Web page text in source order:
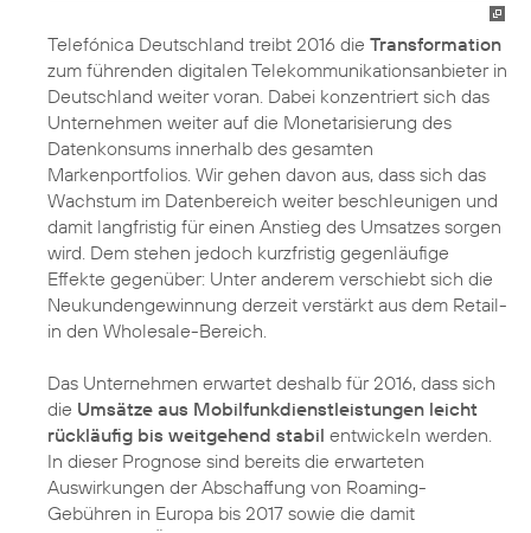
Telefónica Deutschland treibt 2016 die Transformation
zum führenden digitalen Telekommunikationsanbieter in
Deutschland weiter voran. Dabei konzentriert sich das
Unternehmen weiter auf die Monetarisierung des
Datenkonsums innerhalb des gesamten
Markenportfolios. Wir gehen davon aus, dass sich das
Wachstum im Datenbereich weiter beschleunigen und
damit langfristig für einen Anstieg des Umsatzes sorgen
wird. Dem stehen jedoch kurzfristig gegenläufige
Effekte gegenüber: Unter anderem verschiebt sich die
Neukundengewinnung derzeit verstärkt aus dem Retail-
in den Wholesale-Bereich.
Das Unternehmen erwartet deshalb für 2016, dass sich
die Umsätze aus Mobilfunkdienstleistungen leicht
rückläufig bis weitgehend stabil entwickeln werden.
In dieser Prognose sind bereits die erwarteten
Auswirkungen der Abschaffung von Roaming-
Gebühren in Europa bis 2017 sowie die damit